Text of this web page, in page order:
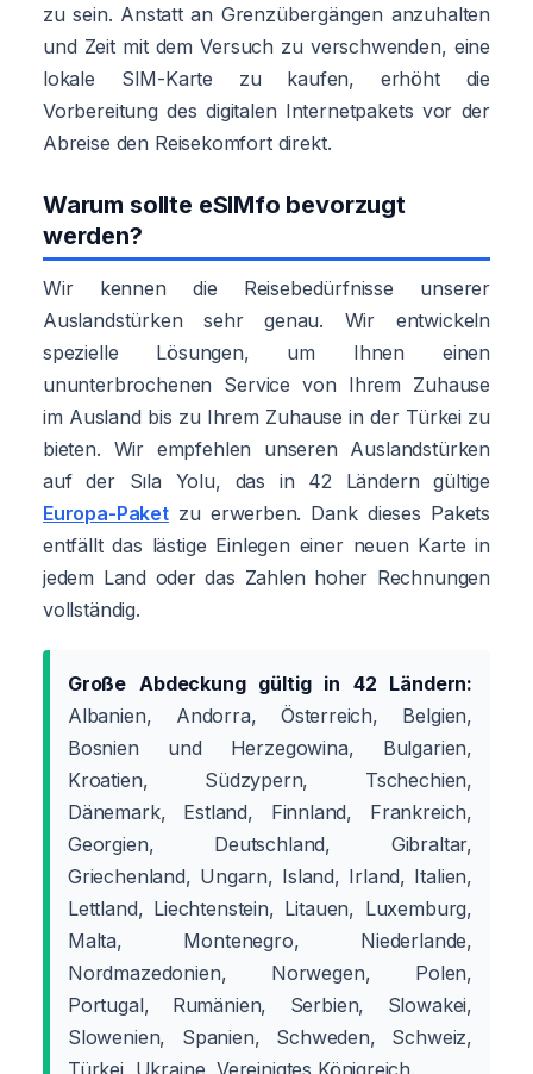
zu sein. Anstatt an Grenzübergängen anzuhalten
und Zeit mit dem Versuch zu verschwenden, eine
lokale SIM-Karte zu kaufen, erhöht die
Vorbereitung des digitalen Internetpakets vor der
Abreise den Reisekomfort direkt.
Warum sollte eSIMfo bevorzugt
werden?
Wir kennen die Reisebedürfnisse unserer
Auslandstürken sehr genau. Wir entwickeln
spezielle Lösungen, um Ihnen einen
ununterbrochenen Service von Ihrem Zuhause
im Ausland bis zu Ihrem Zuhause in der Türkei zu
bieten. Wir empfehlen unseren Auslandstürken
auf der Sıla Yolu, das in 42 Ländern gültige
Europa-Paketzu erwerben. Dank dieses Pakets
entfällt das lästige Einlegen einer neuen Karte in
jedem Land oder das Zahlen hoher Rechnungen
vollständig.
Große Abdeckung gültig in 42 Ländern:
Albanien, Andorra, Österreich, Belgien,
Bosnien und Herzegowina, Bulgarien,
Kroatien, Südzypern, Tschechien,
Dänemark, Estland, Finnland, Frankreich,
Georgien, Deutschland, Gibraltar,
Griechenland, Ungarn, Island, Irland, Italien,
Lettland, Liechtenstein, Litauen, Luxemburg,
Malta, Montenegro, Niederlande,
Nordmazedonien, Norwegen, Polen,
Portugal, Rumänien, Serbien, Slowakei,
Slowenien, Spanien, Schweden, Schweiz,
Türkei, Ukraine, Vereinigtes Königreich.